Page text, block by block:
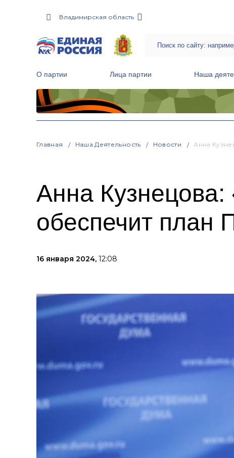
Владимирская область
О партии Лица партии Наша
Главная Наша Деятельность Новости Анна
Анна Кузнецова:
обеспечит план
16 января 2024, 12:08